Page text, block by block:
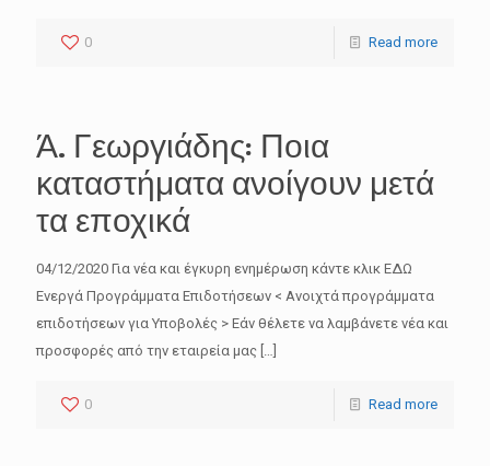
0 Read more
Ά. Γεωργιάδης: Ποια
καταστήματα ανοίγουν μετά
τα εποχικά
04/12/2020 Για νέα και έγκυρη ενημέρωση κάντε κλικ ΕΔΩ
Ενεργά Προγράμματα Επιδοτήσεων < Ανοιχτά προγράμματα
επιδοτήσεων για Υποβολές > Εάν θέλετε να λαμβάνετε νέα και
προσφορές από την εταιρεία μας […]
0 Read more